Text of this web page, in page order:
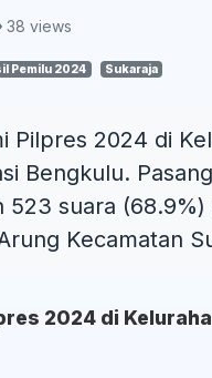
38 views
Pemilu 2024 Sukaraja
Pilpres 2024 di
Bengkulu.
suara
Kecamatan
2024 di